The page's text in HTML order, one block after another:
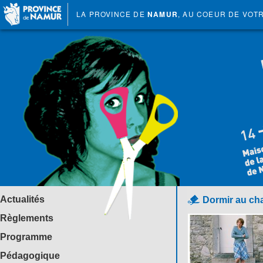
LA PROVINCE DE NAMUR, AU COEUR DE
Actualités
Règlements
Programme
Pédagogique
Dormir au